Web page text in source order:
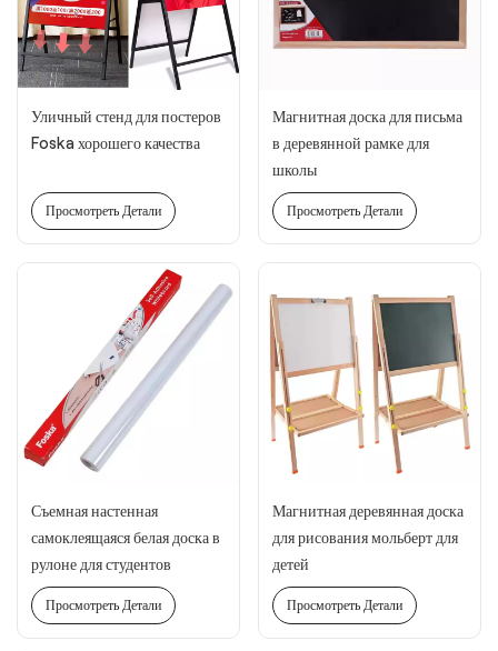
Уличный стенд для постеров
Foska хорошего качества
Просмотреть Детали
Магнитная доска для письма
в деревянной рамке для
школы
Просмотреть Детали
Съемная настенная
самоклеящаяся белая доска в
рулоне для студентов
Просмотреть Детали
Магнитная деревянная доска
для рисования мольберт для
детей
Просмотреть Детали